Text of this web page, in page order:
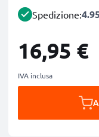
Spedizione:
16,95 €
IVA inclusa